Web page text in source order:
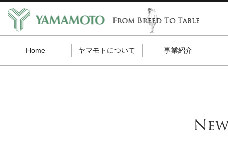
Home ヤマモトについて 事業紹介